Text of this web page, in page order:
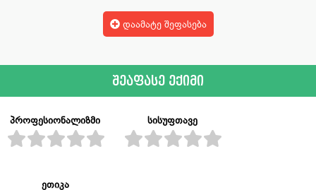
დაამატე შეფასება
შეაფასე ექიმი
პროფესიონალიზმი სისუფთავე
ეთიკა